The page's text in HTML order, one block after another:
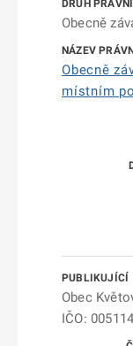
Obecně
Obecně
místním
Obec
IČO: